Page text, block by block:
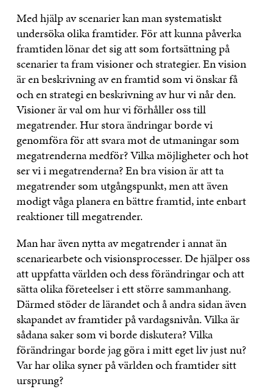
Med hjälp av scenarier kan man systematiskt
undersöka olika framtider. För att kunna påverka
framtiden lönar det sig att som fortsättning på
scenarier ta fram visioner och strategier. En vision
är en beskrivning av en framtid som vi önskar få
och en strategi en beskrivning av hur vi når den.
Visioner är val om hur vi förhåller oss till
megatrender. Hur stora ändringar borde vi
genomföra för att svara mot de utmaningar som
megatrenderna medför? Vilka möjligheter och hot
ser vi i megatrenderna? En bra vision är att ta
megatrender som utgångspunkt, men att även
modigt våga planera en bättre framtid, inte enbart
reaktioner till megatrender.
Man har även nytta av megatrender i annat än
scenariearbete och visionsprocesser. De hjälper oss
att uppfatta världen och dess förändringar och att
sätta olika företeelser i ett större sammanhang.
Därmed stöder de lärandet och å andra sidan även
skapandet av framtider på vardagsnivån. Vilka är
sådana saker som vi borde diskutera? Vilka
förändringar borde jag göra i mitt eget liv just nu?
Var har olika syner på världen och framtider sitt
ursprung?